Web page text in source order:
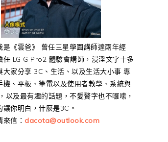
是《雲爸》 曾任三星學園講師達兩年經
任 LG G Pro2 體驗會講師，浸淫文字十多
大家分享 3C、生活、以及生活大小事 專
機、平板、筆電以及使用者教學、系統與
以及最有趣的話題，不愛贅字也不囉嗦，
讓你明白，什麼是3C。
信： dacota@outlook.com